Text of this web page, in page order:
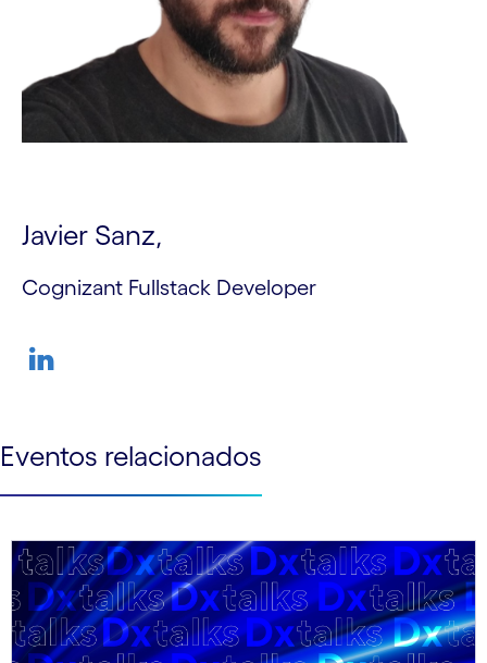
Javier Sanz,
Cognizant Fullstack Developer
Eventos relacionados